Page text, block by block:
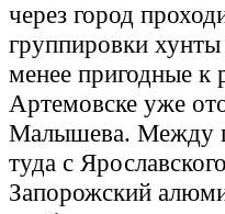
через город
группировки
менее пригодные
Артемовске уже
Малышева. Между
туда с
Запорожский